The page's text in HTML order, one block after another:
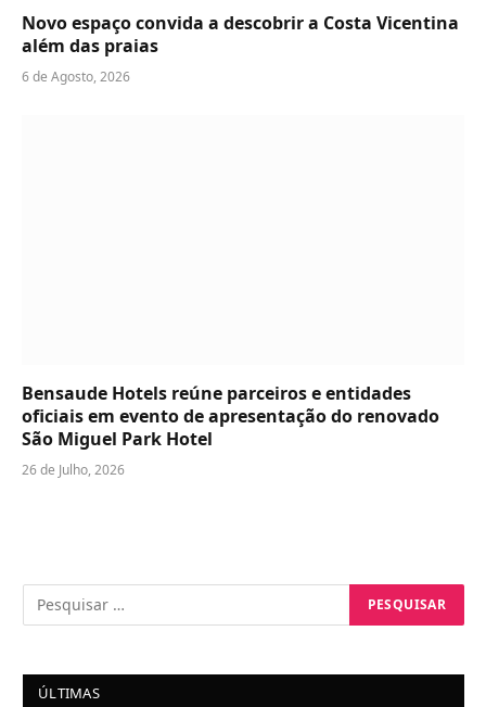
Novo espaço convida a descobrir a Costa Vicentina
além das praias
6 de Agosto, 2026
Bensaude Hotels reúne parceiros e entidades
oficiais em evento de apresentação do renovado
São Miguel Park Hotel
26 de Julho, 2026
ÚLTIMAS